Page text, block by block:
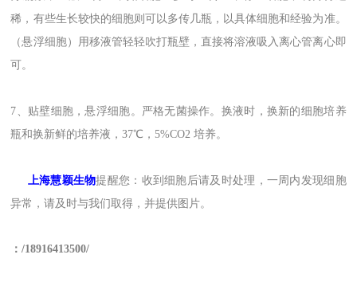
稀，有些生长较快的细胞则可以多传几瓶，以具体细胞和经验为准。
（悬浮细胞）用移液管轻轻吹打瓶壁，直接将溶液吸入离心管离心即
可。
7、贴壁细胞，悬浮细胞。严格无菌操作。换液时 ， 换新的细胞培养
瓶和换新鲜的培养液，37℃，5%CO2 培养。
上海慧颖生物提醒您 ：收到细胞后请及时处理，一周内发现细胞
异常，请及时与我们取得，并提供图片。
：/18916413500/